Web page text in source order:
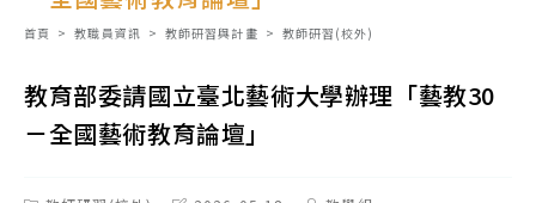
首頁 > 教職員資訊 > 教師研習與計畫 > 教師研習(校外)
教育部委請國立臺北藝術大學辦理「藝教30
－全國藝術教育論壇」